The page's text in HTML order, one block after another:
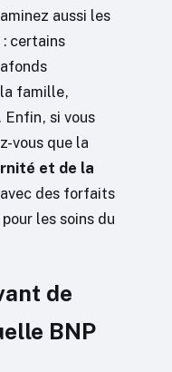
aussi les
: certains
famille,
Enfin, si vous
vous que la
et de la
des forfaits
les soins du
de
BNP